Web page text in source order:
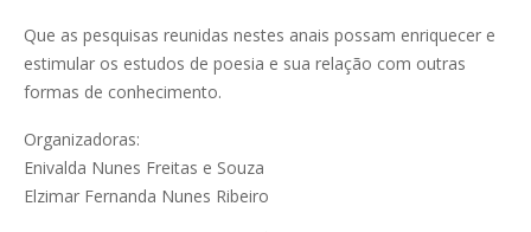
Que as pesquisas reunidas nestes anais possam enriquecer e
estimular os estudos de poesia e sua relação com outras
formas de conhecimento.
Organizadoras:
Enivalda Nunes Freitas e Souza
Elzimar Fernanda Nunes Ribeiro